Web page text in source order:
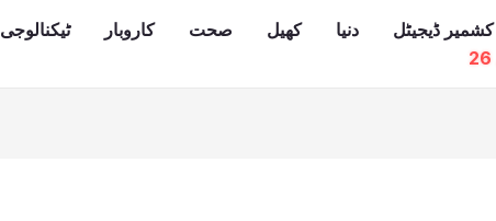
کشمیر ڈیجیٹل دنیا کھیل صحت کاروبار ٹیکنالوجی